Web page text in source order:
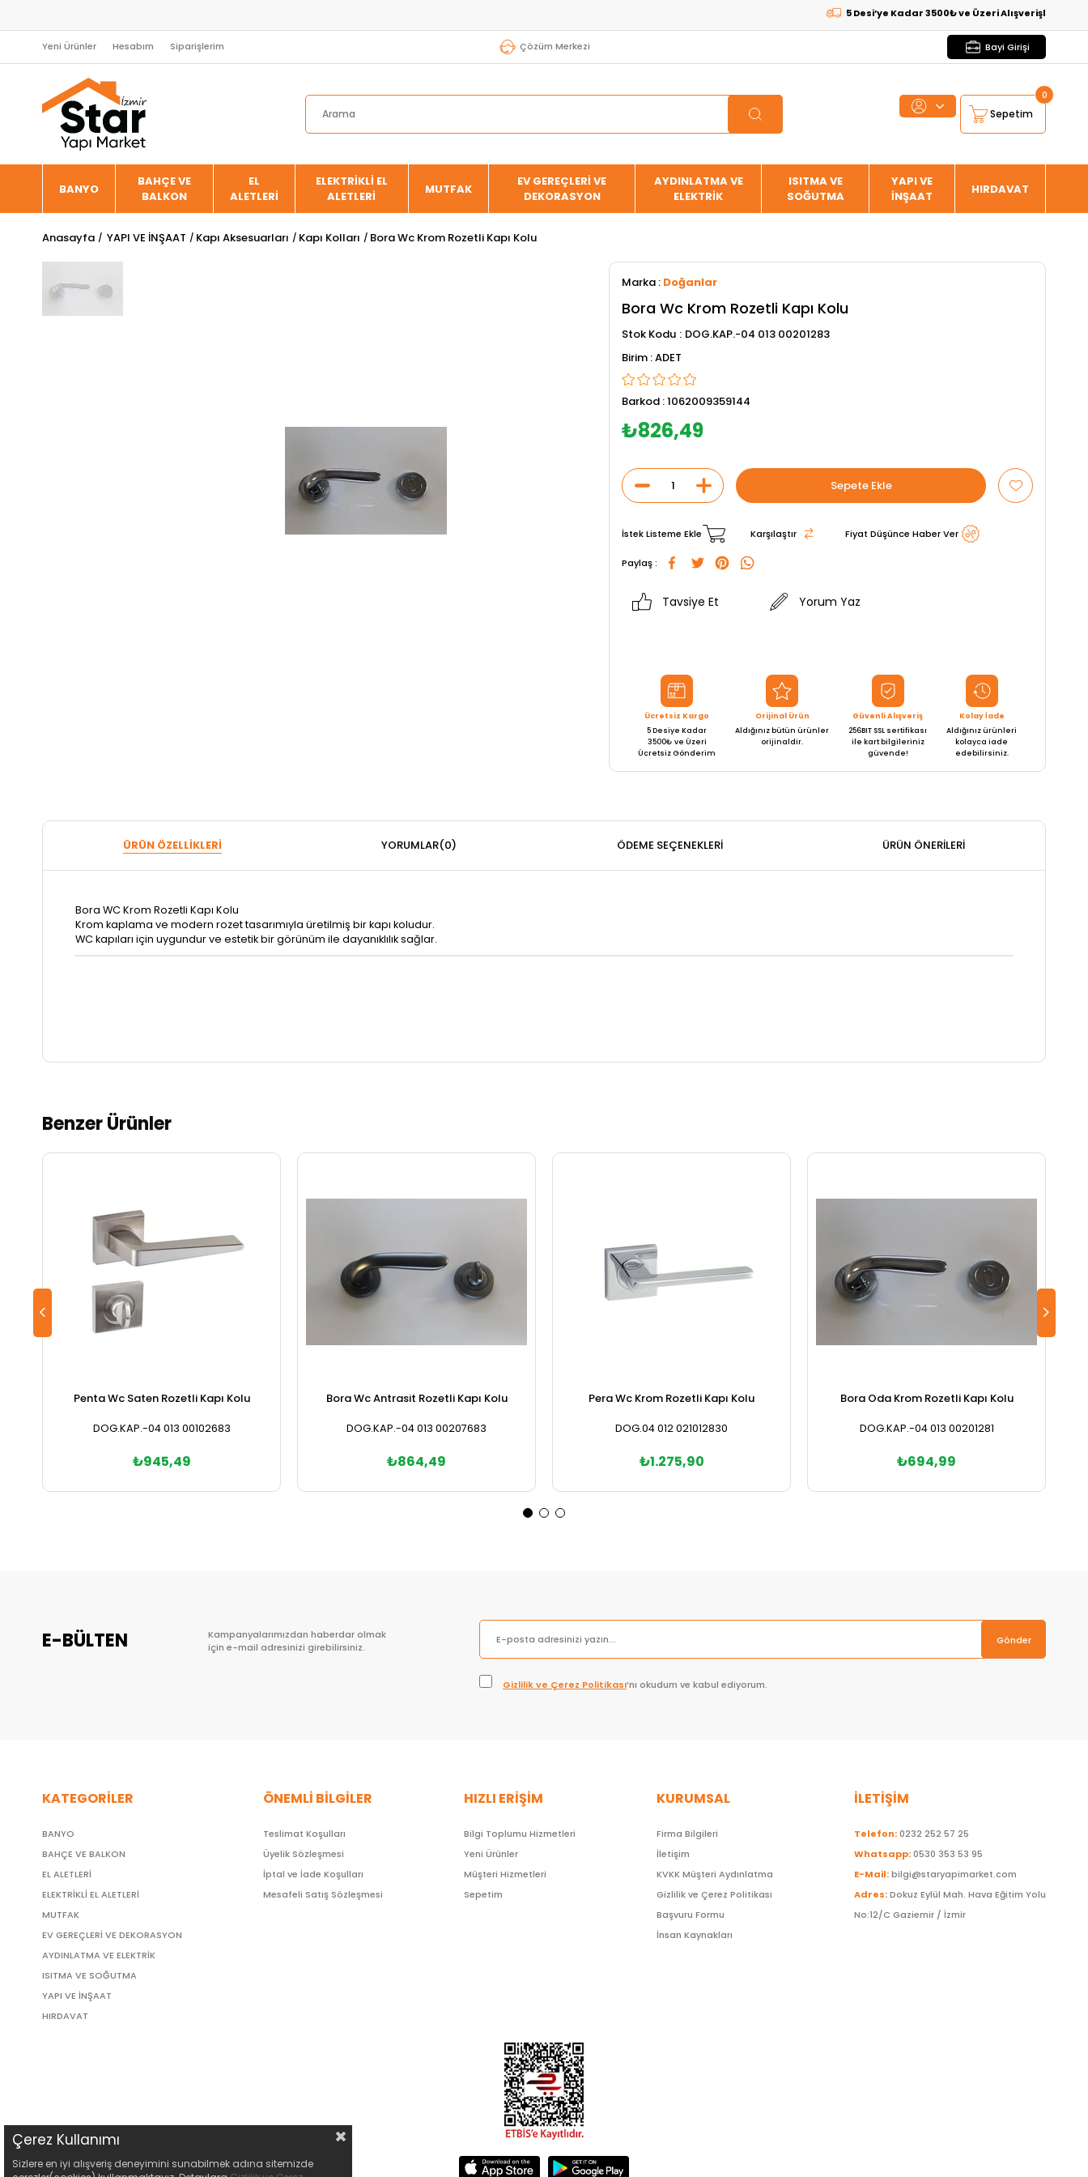
5 Desi’ye Kadar 3500₺ ve Üzeri AlışverişlerdeKARGO
Yeni Ürünler Hesabım Siparişlerim Çözüm Merkezi Bayi Girişi
Sepetim
0
BANYO
BAHÇE VE
BALKON
EL
ALETLERİ
ELEKTRİKLİ EL
ALETLERİ
MUTFAK
EV GEREÇLERİ VE
DEKORASYON
AYDINLATMA VE
ELEKTRİK
ISITMA VE
SOĞUTMA
YAPI VE
İNŞAAT
HIRDAVAT
Anasayfa YAPI VE İNŞAAT Kapı Aksesuarları Kapı Kolları Bora Wc Krom Rozetli Kapı Kolu
Marka : Doğanlar
Bora Wc Krom Rozetli Kapı Kolu
Stok Kodu
DOG.KAP.-04 013 00201283
ADET
Barkod :1062009359144
₺826,49
İstek Listeme Ekle Karşılaştır Fiyat Düşünce Haber Ver
Paylaş :
Tavsiye Et Yorum Yaz
Ücretsiz Kargo
5 Desiye Kadar
3500₺ ve Üzeri
Ücretsiz Gönderim
Orijinal Ürün
Aldığınız bütün ürünler
orijinaldir.
Güvenli Alışveriş
256BIT SSL sertifikası
ile kart bilgileriniz
güvende!
Kolay İade
Aldığınız ürünleri
kolayca iade
edebilirsiniz.
ÜRÜN ÖZELLIKLERI YORUMLAR(0) ÖDEME SEÇENEKLERI ÜRÜN ÖNERILERI
Bora WC Krom Rozetli Kapı Kolu
Krom kaplama ve modern rozet tasarımıyla üretilmiş bir kapı koludur.
WC kapıları için uygundur ve estetik bir görünüm ile dayanıklılık sağlar.
Benzer Ürünler
Penta Wc Saten Rozetli Kapı Kolu
DOG.KAP.-04 013 00102683
₺945,49
Bora Wc Antrasit Rozetli Kapı Kolu
DOG.KAP.-04 013 00207683
₺864,49
Pera Wc Krom Rozetli Kapı Kolu
DOG.04 012 021012830
₺1.275,90
Bora Oda Krom Rozetli Kapı Kolu
DOG.KAP.-04 013 00201281
₺694,99
E-BÜLTEN
Kampanyalarımızdan haberdar olmak
için e-mail adresinizi girebilirsiniz.
Gönder
Gizlilik ve Çerez Politikası’nı okudum ve kabul ediyorum.
KATEGORİLER
BANYO
BAHÇE VE BALKON
EL ALETLERİ
ELEKTRİKLİ EL ALETLERİ
MUTFAK
EV GEREÇLERİ VE DEKORASYON
AYDINLATMA VE ELEKTRİK
ISITMA VE SOĞUTMA
YAPI VE İNŞAAT
HIRDAVAT
ÖNEMLİ BİLGİLER
Teslimat Koşulları
Üyelik Sözleşmesi
İptal ve İade Koşulları
Mesafeli Satış Sözleşmesi
HIZLI ERİŞİM
Bilgi Toplumu Hizmetleri
Yeni Ürünler
Müşteri Hizmetleri
Sepetim
KURUMSAL
Firma Bilgileri
İletişim
KVKK Müşteri Aydınlatma
Gizlilik ve Çerez Politikası
Başvuru Formu
İnsan Kaynakları
İLETİŞİM
Telefon:0232 252 57 25
Whatsapp:0530 353 53 95
E-Mail:bilgi@staryapimarket.com
Adres:Dokuz Eylül Mah. Hava Eğitim Yolu
No:12/C Gaziemir / İzmir
Çerez Kullanımı
Sizlere en iyi alışveriş deneyimini sunabilmek adına sitemizde